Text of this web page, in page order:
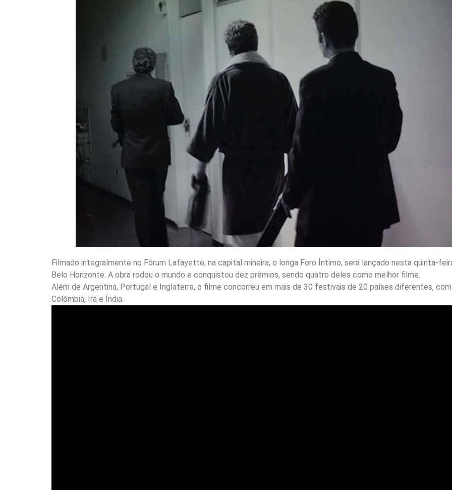
Filmado integralmente no Fórum Lafayette, na capital mineira, o longa Foro Íntimo, será lançado nesta quinta-
Belo Horizonte. A obra rodou o mundo e conquistou dez prêmios, sendo quatro deles como melhor filme.
Além de Argentina, Portugal e Inglaterra, o filme concorreu em mais de 30 festivais de 20 países diferentes,
Colômbia, Irã e Índia.